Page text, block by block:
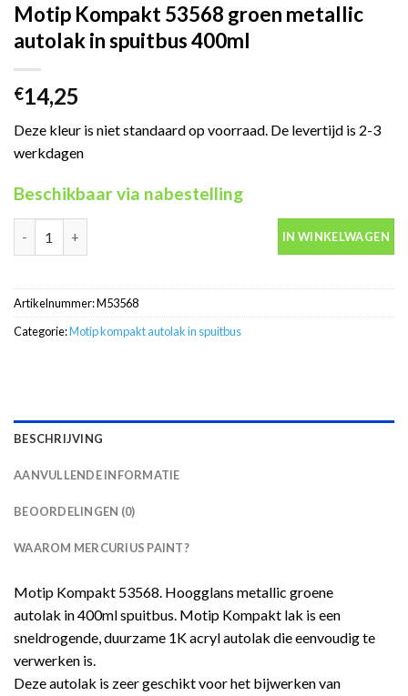
Motip Kompakt 53568 groen metallic
autolak in spuitbus 400ml
€14,25
Deze kleur is niet standaard op voorraad. De levertijd is 2-3
werkdagen
Beschikbaar via nabestelling
Motip Kompakt 53568 groen metallic autolak in spuitbus 400ml
IN WINKELWAGEN
Artikelnummer:M53568
Categorie:Motip kompakt autolak in spuitbus
BESCHRIJVING
AANVULLENDE INFORMATIE
BEOORDELINGEN (0)
WAAROM MERCURIUS PAINT?
Motip Kompakt 53568. Hoogglans metallic groene
autolak in 400ml spuitbus. Motip Kompakt lak is een
sneldrogende, duurzame 1K acryl autolak die eenvoudig te
verwerken is.
Deze autolak is zeer geschikt voor het bijwerken van